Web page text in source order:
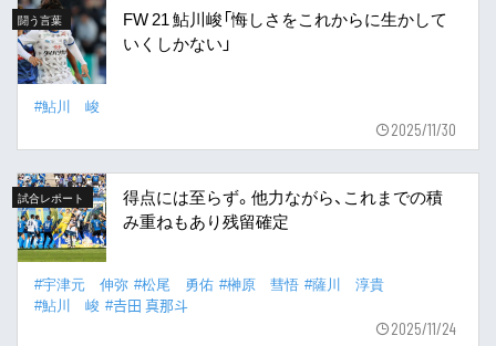
闘う言葉
FW 21 鮎川峻「悔しさをこれからに生かして
いくしかない」
#鮎川 峻
2025/11/30
試合レポート
得点には至らず。他力ながら、これまでの積
み重ねもあり残留確定
#宇津元 伸弥 #松尾 勇佑 #榊原 彗悟 #薩川 淳貴
#鮎川 峻 #𠮷田 真那斗
2025/11/24